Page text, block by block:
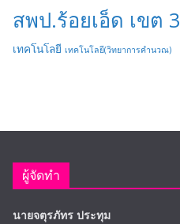
สพป.ร้อยเอ็ด เขต 3
เทคโนโลยี เทคโนโลยี(วิทยาการคำนวณ)
ผู้จัดทำ
นายจตุรภัทร ประทุม